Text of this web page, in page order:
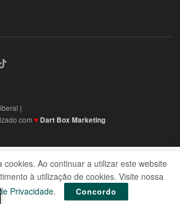
|
com ♥ Dart Box Marketing
cookies. Ao continuar a utilizar este website
à utilização de cookies. Visite nossa
Privacidade. Concordo